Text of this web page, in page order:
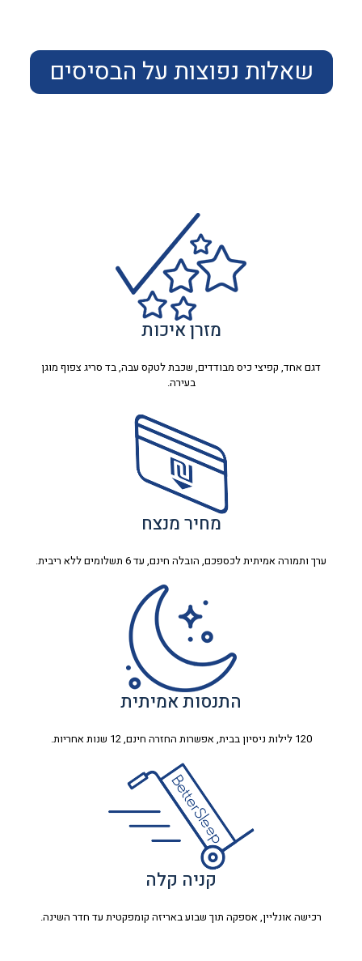
שאלות נפוצות על הבסיסים
מזרן איכות
דגם אחד, קפיצי כיס מבודדים, שכבת לטקס עבה, בד סריג צפוף מוגן
בעירה.
מחיר מנצח
ערך ותמורה אמיתית לכספכם, הובלה חינם, עד 6 תשלומים ללא ריבית.
התנסות אמיתית
120 לילות ניסיון בבית, אפשרות החזרה חינם, 12 שנות אחריות.
קניה קלה
רכישה אונליין, אספקה תוך שבוע באריזה קומפקטית עד חדר השינה.